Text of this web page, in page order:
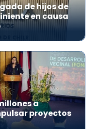
de hijos de
en causa
a
proyectos